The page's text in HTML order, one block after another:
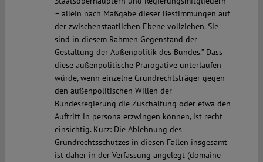
– allein nach Maßgabe dieser Bestimmungen auf
der zwischenstaatlichen Ebene vollziehen. Sie
sind in diesem Rahmen Gegenstand der
Gestaltung der Außenpolitik des Bundes.” Dass
diese außenpolitische Prärogative unterlaufen
würde, wenn einzelne Grundrechtsträger gegen
den außenpolitischen Willen der
Bundesregierung die Zuschaltung oder etwa den
Auftritt in persona erzwingen können, ist recht
einsichtig. Kurz: Die Ablehnung des
Grundrechtsschutzes in diesen Fällen insgesamt
ist daher in der Verfassung angelegt (domaine